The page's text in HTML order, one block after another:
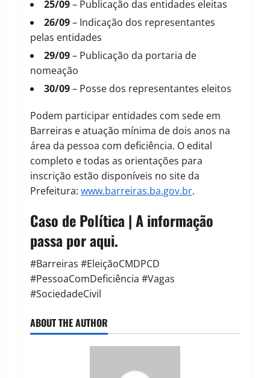
25/09– Publicação das entidades eleitas
26/09– Indicação dos representantes
pelas entidades
29/09– Publicação da portaria de
nomeação
30/09– Posse dos representantes eleitos
Podem participar entidades com sede em
Barreiras e atuação mínima de dois anos na
área da pessoa com deficiência. O edital
completo e todas as orientações para
inscrição estão disponíveis no site da
Prefeitura: www.barreiras.ba.gov.br.
Caso de Política | A informação
passa por aqui.
#Barreiras #EleiçãoCMDPCD
#PessoaComDeficiência #Vagas
#SociedadeCivil
ABOUT THE AUTHOR